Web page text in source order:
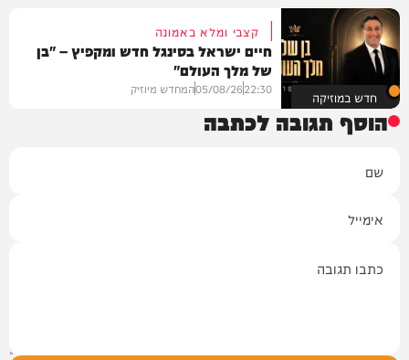
חדש במוזיקה
קצבי ומלא באמונה
חיים ישראל בסינגל חדש ומקפיץ – "בן
של מלך העולם"
22:30
05/08/26המחדש מיוזיק
הוסף תגובה לכתבה